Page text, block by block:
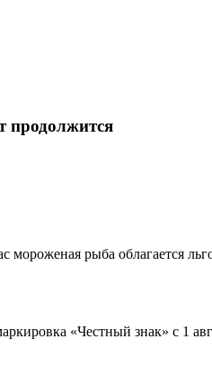
продолжится
рыба облагается
«Честный знак» с 1